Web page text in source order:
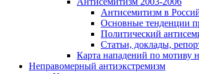
Антисемитизм в
Основные тенденции
Политический
Статьи, доклады,
Карта нападений по мотиву
Неправомерный антиэкстремизм